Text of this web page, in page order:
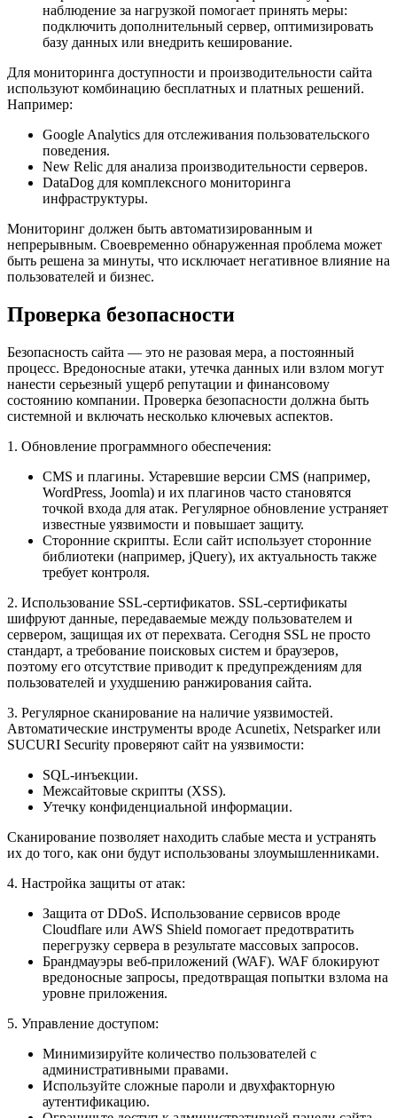
наблюдение за нагрузкой помогает принять меры:
подключить дополнительный сервер, оптимизировать
базу данных или внедрить кеширование.
Для мониторинга доступности и производительности сайта
используют комбинацию бесплатных и платных решений.
Например:
Google Analytics для отслеживания пользовательского
поведения.
New Relic для анализа производительности серверов.
DataDog для комплексного мониторинга
инфраструктуры.
Мониторинг должен быть автоматизированным и
непрерывным. Своевременно обнаруженная проблема может
быть решена за минуты, что исключает негативное влияние на
пользователей и бизнес.
Проверка безопасности
Безопасность сайта — это не разовая мера, а постоянный
процесс. Вредоносные атаки, утечка данных или взлом могут
нанести серьезный ущерб репутации и финансовому
состоянию компании. Проверка безопасности должна быть
системной и включать несколько ключевых аспектов.
1. Обновление программного обеспечения:
CMS и плагины. Устаревшие версии CMS (например,
WordPress, Joomla) и их плагинов часто становятся
точкой входа для атак. Регулярное обновление устраняет
известные уязвимости и повышает защиту.
Сторонние скрипты. Если сайт использует сторонние
библиотеки (например, jQuery), их актуальность также
требует контроля.
2. Использование SSL-сертификатов. SSL-сертификаты
шифруют данные, передаваемые между пользователем и
сервером, защищая их от перехвата. Сегодня SSL не просто
стандарт, а требование поисковых систем и браузеров,
поэтому его отсутствие приводит к предупреждениям для
пользователей и ухудшению ранжирования сайта.
3. Регулярное сканирование на наличие уязвимостей.
Автоматические инструменты вроде Acunetix, Netsparker или
SUCURI Security проверяют сайт на уязвимости:
SQL-инъекции.
Межсайтовые скрипты (XSS).
Утечку конфиденциальной информации.
Сканирование позволяет находить слабые места и устранять
их до того, как они будут использованы злоумышленниками.
4. Настройка защиты от атак:
Защита от DDoS. Использование сервисов вроде
Cloudflare или AWS Shield помогает предотвратить
перегрузку сервера в результате массовых запросов.
Брандмауэры веб-приложений (WAF). WAF блокируют
вредоносные запросы, предотвращая попытки взлома на
уровне приложения.
5. Управление доступом:
Минимизируйте количество пользователей с
административными правами.
Используйте сложные пароли и двухфакторную
аутентификацию.